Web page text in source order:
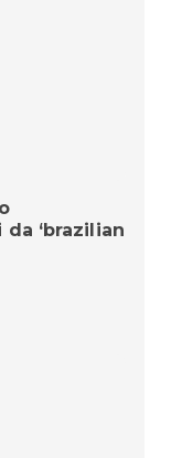
‘brazilian